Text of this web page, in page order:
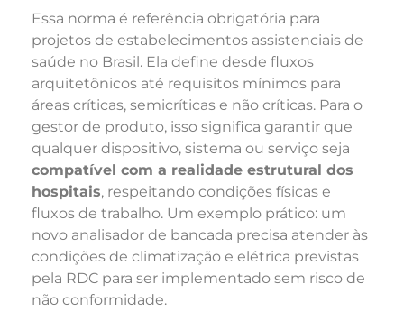
Essa norma é referência obrigatória para
projetos de estabelecimentos assistenciais de
saúde no Brasil. Ela define desde fluxos
arquitetônicos até requisitos mínimos para
áreas críticas, semicríticas e não críticas. Para o
gestor de produto, isso significa garantir que
qualquer dispositivo, sistema ou serviço seja
compatível com a realidade estrutural dos
hospitais, respeitando condições físicas e
fluxos de trabalho. Um exemplo prático: um
novo analisador de bancada precisa atender às
condições de climatização e elétrica previstas
pela RDC para ser implementado sem risco de
não conformidade.